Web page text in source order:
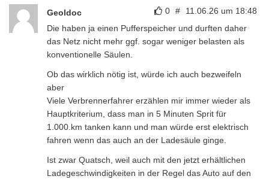
0 # 11.06.26 um 18:48
Geoldoc
Die haben ja einen Pufferspeicher und durften daher
das Netz nicht mehr ggf. sogar weniger belasten als
konventionelle Säulen.
Ob das wirklich nötig ist, würde ich auch bezweifeln
aber
Viele Verbrennerfahrer erzählen mir immer wieder als
Hauptkriterium, dass man in 5 Minuten Sprit für
1.000.km tanken kann und man würde erst elektrisch
fahren wenn das auch an der Ladesäule ginge.
Ist zwar Quatsch, weil auch mit den jetzt erhältlichen
Ladegeschwindigkeiten in der Regel das Auto auf den